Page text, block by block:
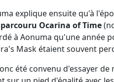
explique ensuite qu'à
Ocarina of Time
à Aonuma qu'une année
Mask étaient souvent
été convenu d'essayer